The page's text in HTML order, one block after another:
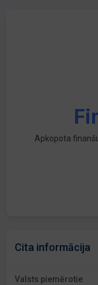
Apkopota
Cita informācija
Valsts piemērotie